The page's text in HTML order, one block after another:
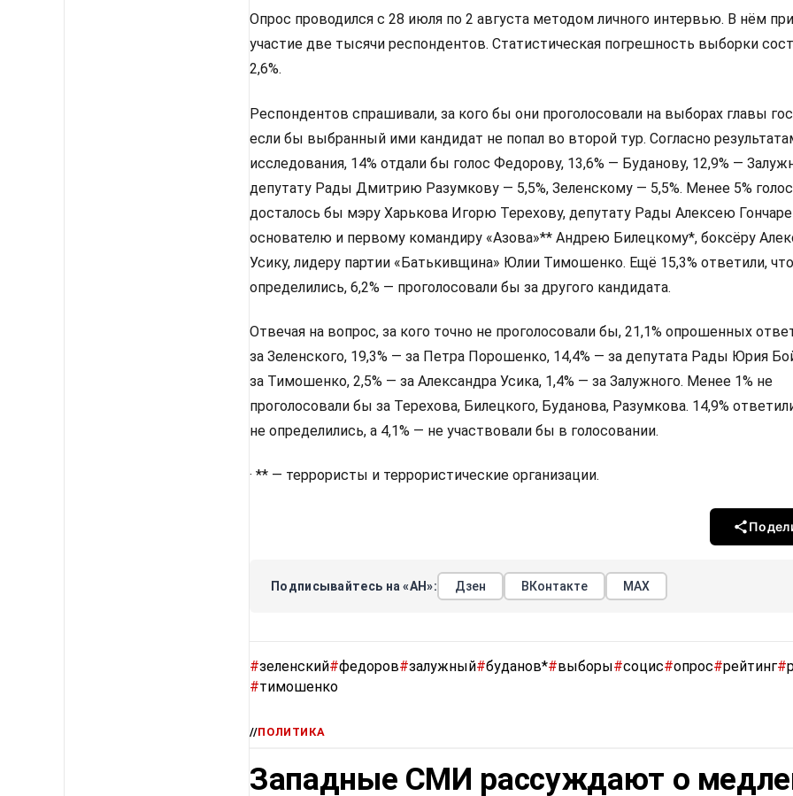
Опрос проводился с 28 июля по 2 августа методом личного интервью. В нём
участие две тысячи респондентов. Статистическая погрешность выборки
2,6%.
Респондентов спрашивали, за кого бы они проголосовали на выборах главы
если бы выбранный ими кандидат не попал во второй тур. Согласно
исследования, 14% отдали бы голос Федорову, 13,6% — Буданову, 12,9% —
депутату Рады Дмитрию Разумкову — 5,5%, Зеленскому — 5,5%. Менее 5%
досталось бы мэру Харькова Игорю Терехову, депутату Рады Алексею
основателю и первому командиру «Азова»** Андрею Билецкому*, боксёру
Усику, лидеру партии «Батькивщина» Юлии Тимошенко. Ещё 15,3% ответили,
определились, 6,2% — проголосовали бы за другого кандидата.
Отвечая на вопрос, за кого точно не проголосовали бы, 21,1% опрошенных
за Зеленского, 19,3% — за Петра Порошенко, 14,4% — за депутата Рады Юрия
за Тимошенко, 2,5% — за Александра Усика, 1,4% — за Залужного. Менее 1% не
проголосовали бы за Терехова, Билецкого, Буданова, Разумкова. 14,9%
не определились, а 4,1% — не участвовали бы в голосовании.
· ** — террористы и террористические организации.
Подписывайтесь на «АН»: Дзен ВКонтакте МАХ
#зеленский#федоров#залужный#буданов*#выборы#социс#опрос#рейтинг#
#тимошенко
//ПОЛИТИКА
Западные СМИ рассуждают о